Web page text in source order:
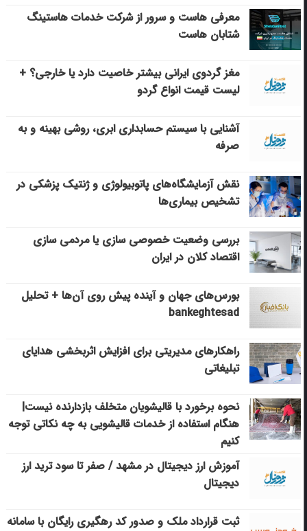
معرفی هاست و سرور از شرکت خدمات هاستینگ
شتابان هاست
مغز گردوی ایرانی بیشتر خاصیت دارد یا خارجی؟ +
لیست قیمت انواع گردو
آشنایی با سیستم حسابداری ابری، روشی بهینه و به
صرفه
نقش آزمایشگاه‌های پاتوبیولوژی و ژنتیک پزشکی در
تشخیص بیماری‌ها
بررسی وضعیت خصوصی سازی یا مردمی سازی
اقتصاد کلان در ایران
بورس‌های جهان و آینده پیش روی آن‌ها + تحلیل
bankeghtesad
راهکارهای مدیریتی برای افزایش اثربخشی هدایای
تبلیغاتی
نحوه برخورد با قالیشویان متخلف بازدارنده نیست|
هنگام استفاده از خدمات قالیشویی به چه نکاتی توجه
کنیم
آموزش ارز دیجیتال در مشهد / صفر تا سود ترید ارز
دیجیتال
ثبت قرارداد ملک و صدور کد رهگیری رایگان با سامانه